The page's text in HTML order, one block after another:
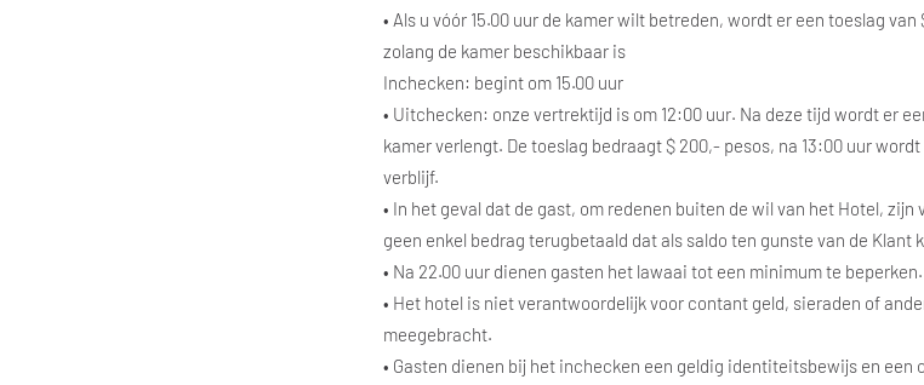
• Als u vóór 15.00 uur de kamer wilt betreden, wordt er een toeslag
zolang de kamer beschikbaar is
Inchecken: begint om 15.00 uur
• Uitchecken: onze vertrektijd is om 12:00 uur. Na deze tijd wordt er
kamer verlengt. De toeslag bedraagt $ 200,- pesos, na 13:00 uur
verblijf.
• In het geval dat de gast, om redenen buiten de wil van het Hotel,
geen enkel bedrag terugbetaald dat als saldo ten gunste van de Klant
• Na 22.00 uur dienen gasten het lawaai tot een minimum te beperken.
• Het hotel is niet verantwoordelijk voor contant geld, sieraden of
meegebracht.
• Gasten dienen bij het inchecken een geldig identiteitsbewijs en een